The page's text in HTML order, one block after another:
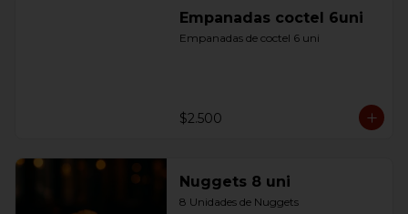
Empanadas coctel 6uni
Empanadas de coctel 6 uni
$2.500
Nuggets 8 uni
8 Unidades de Nuggets